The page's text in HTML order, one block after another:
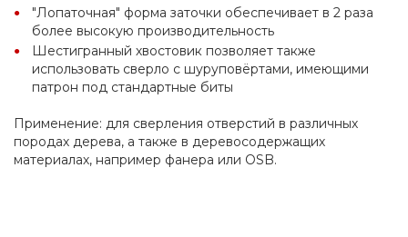
"Лопаточная" форма заточки обеспечивает в 2 раза
более высокую производительность
Шестигранный хвостовик позволяет также
использовать сверло с шуруповёртами, имеющими
патрон под стандартные биты
Применение: для сверления отверстий в различных
породах дерева, а также в деревосодержащих
материалах, например фанера или OSB.